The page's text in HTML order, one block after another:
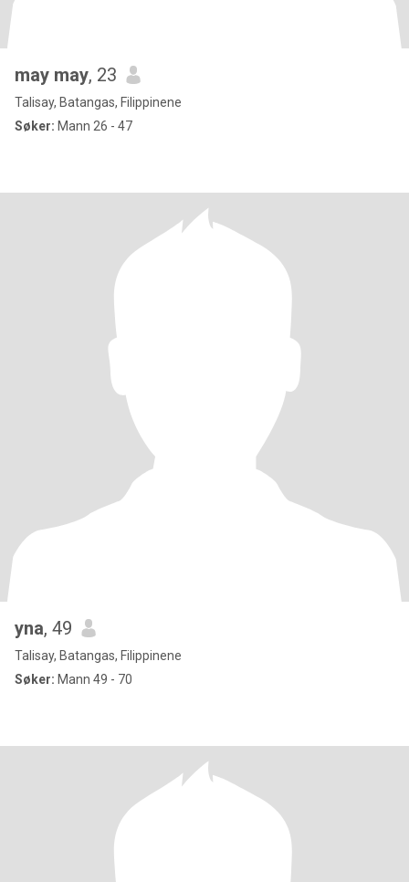
may may, 23
Talisay, Batangas, Filippinene
Søker: Mann 26 - 47
yna, 49
Talisay, Batangas, Filippinene
Søker: Mann 49 - 70